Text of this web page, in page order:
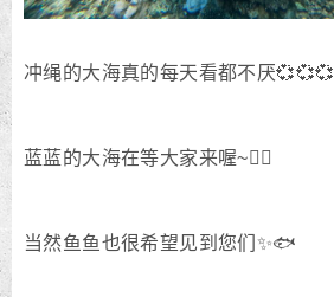
冲绳的大海真的每天看都不厌💞💞💞
蓝蓝的大海在等大家来喔~❤️‍🔥
当然鱼鱼也很希望见到您们✨🐟